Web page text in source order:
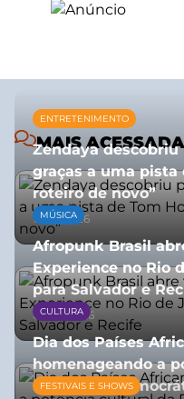
MAIS
ENTRETENIMENTO
Zendaya descobriu
graças a uma pista
roteiro de novo”
10/07/2026
MÚSICA
Afropunk Brasil
Experience no Rio
para Salvador e
03/08/2026
CULTURA
Dia dos Países
homenageando a
República
FESTIVAIS E SHOWS